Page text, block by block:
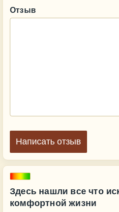
Здесь нашли все что
комфортной жизни
Отзыв
Написать отзыв